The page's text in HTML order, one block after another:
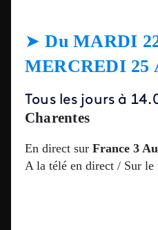
➤DuMARDI
MERCREDI 25
Tous les jours à
Charentes
En direct sur France 3
A la télé en direct / Sur le